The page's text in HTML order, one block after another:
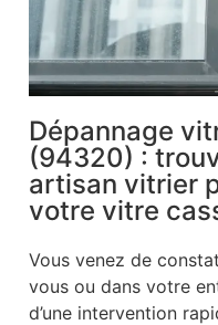
Dépannage
(94320) :
artisan vitrier
votre vitre
Vous venez de
vous ou dans votre
d’une intervention